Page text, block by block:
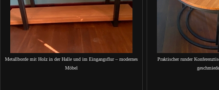
Metallborde mit Holz in der Halle und im Eingangsflur – modernes
Möbel
Praktischer runder